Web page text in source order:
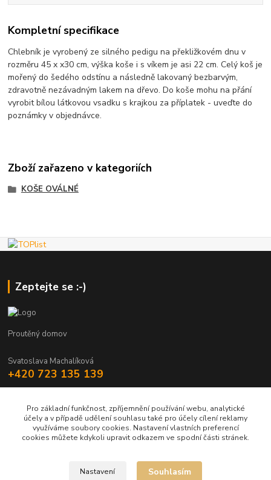
Kompletní specifikace
Chlebník je vyrobený ze silného pedigu na překližkovém dnu v
rozměru 45 x x30 cm, výška koše i s víkem je asi 22 cm. Celý koš je
mořený do šedého odstínu a následně lakovaný bezbarvým,
zdravotně nezávadným lakem na dřevo. Do koše mohu na přání
vyrobit bílou látkovou vsadku s krajkou za příplatek - uveďte do
poznámky v objednávce.
Zboží zařazeno v kategoriích
KOŠE OVÁLNÉ
Zeptejte se :-)
Proutěný domov
Svatoslava Machalíková
+420 723 135 139
Upravit sběr cookies.
Pro základní funkčnost, zpříjemnění používání webu, analytické
účely a v případě udělení souhlasu také pro účely cílení reklamy
využíváme soubory cookies. Nastavení vlastních preferencí
cookies můžete kdykoli upravit odkazem ve spodní části stránek.
Nastavení Souhlasím